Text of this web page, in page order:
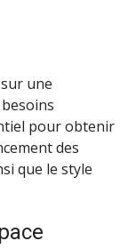
une
pour obtenir
des
que le style